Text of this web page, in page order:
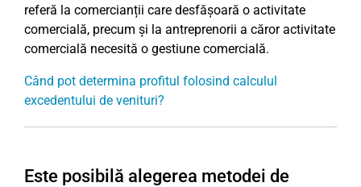
referă la comercianții care desfășoară o activitate
comercială, precum și la antreprenorii a căror activitate
comercială necesită o gestiune comercială.
Când pot determina profitul folosind calculul
excedentului de venituri?
Este posibilă alegerea metodei de